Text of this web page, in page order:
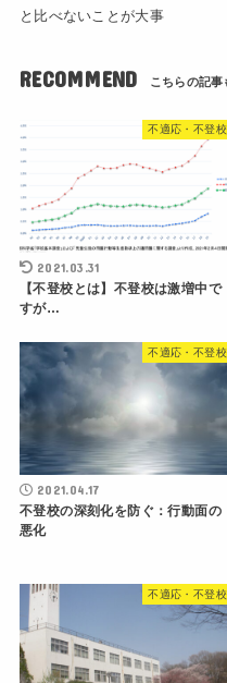
と比べないことが大事
RECOMMEND
不適応・不登校
2021.03.31
【不登校とは】不登校は激増中で
すが…
不適応・不登校
2021.04.17
不登校の深刻化を防ぐ：行動面の
悪化
不適応・不登校